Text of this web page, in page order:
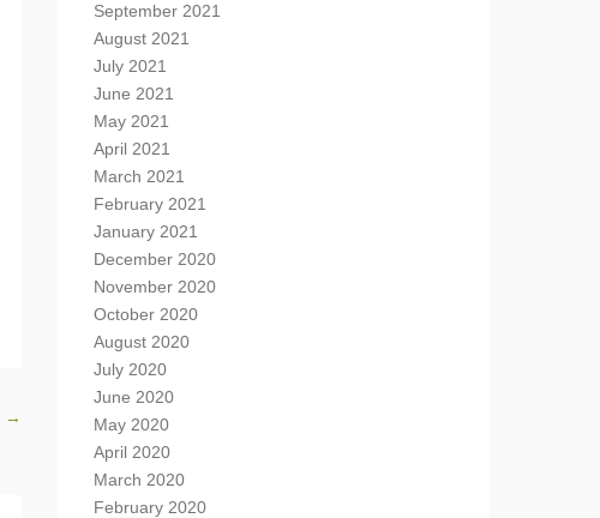
→
September 2021
August 2021
July 2021
June 2021
May 2021
April 2021
March 2021
February 2021
January 2021
December 2020
November 2020
October 2020
August 2020
July 2020
June 2020
May 2020
April 2020
March 2020
February 2020